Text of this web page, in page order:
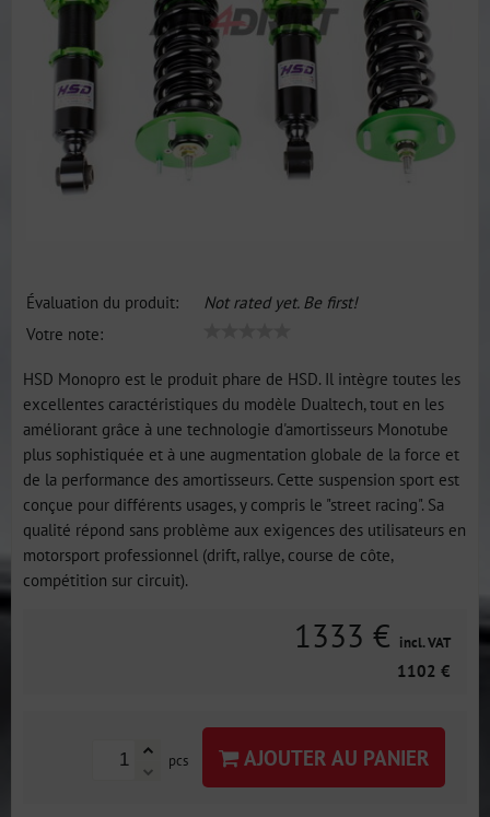
Évaluation du produit:
Not rated yet. Be first!
Votre note:
HSD Monopro est le produit phare de HSD. Il intègre toutes les
excellentes caractéristiques du modèle Dualtech, tout en les
améliorant grâce à une technologie d'amortisseurs Monotube
plus sophistiquée et à une augmentation globale de la force et
de la performance des amortisseurs. Cette suspension sport est
conçue pour différents usages, y compris le "street racing". Sa
qualité répond sans problème aux exigences des utilisateurs en
motorsport professionnel (drift, rallye, course de côte,
compétition sur circuit).
1333 € incl. VAT
1102 €
pcs AJOUTER AU PANIER